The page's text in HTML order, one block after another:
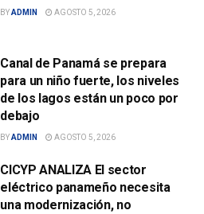
BYADMIN AGOSTO 5, 2026
Canal de Panamá se prepara
para un niño fuerte, los niveles
de los lagos están un poco por
debajo
BYADMIN AGOSTO 5, 2026
CICYP ANALIZA El sector
eléctrico panameño necesita
una modernización, no